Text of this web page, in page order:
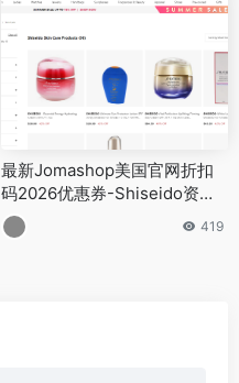
最新Jomashop美国官网折扣
码2026优惠券-Shiseido资生
堂护肤产品低至58折促销
419